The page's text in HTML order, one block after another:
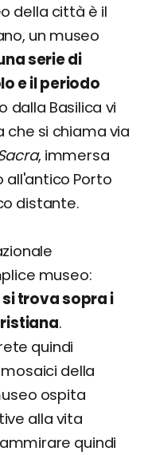
della città è il
un museo
serie di
e il periodo
dalla Basilica vi
che si chiama via
, immersa
all'antico Porto
distante.
museo:
si trova sopra i
.
quindi
della
ospita
alla vita
quindi